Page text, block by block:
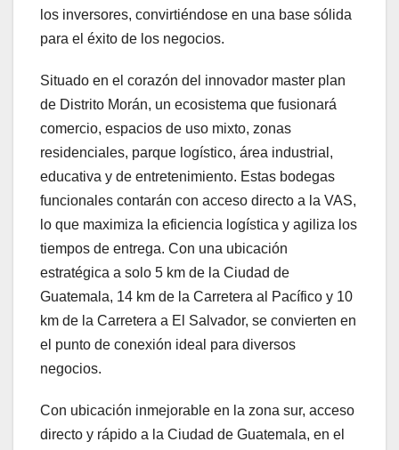
los inversores, convirtiéndose en una base sólida
para el éxito de los negocios.
Situado en el corazón del innovador master plan
de Distrito Morán, un ecosistema que fusionará
comercio, espacios de uso mixto, zonas
residenciales, parque logístico, área industrial,
educativa y de entretenimiento. Estas bodegas
funcionales contarán con acceso directo a la VAS,
lo que maximiza la eficiencia logística y agiliza los
tiempos de entrega. Con una ubicación
estratégica a solo 5 km de la Ciudad de
Guatemala, 14 km de la Carretera al Pacífico y 10
km de la Carretera a El Salvador, se convierten en
el punto de conexión ideal para diversos
negocios.
Con ubicación inmejorable en la zona sur, acceso
directo y rápido a la Ciudad de Guatemala, en el